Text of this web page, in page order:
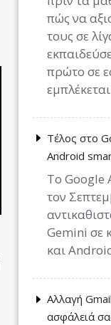
πώς να
τους σε
πρώτο σε
Τέλος στο
Android
Το Google
τον
Gemini σε
και
Αλλαγή
ασφάλειά